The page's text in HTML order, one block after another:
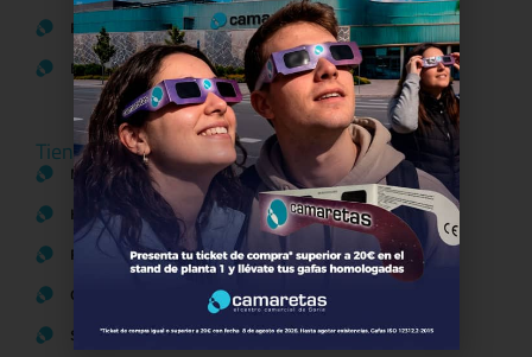
Política de Cookies
Bases legales Concursos y Promociones
Tiendas
Moda
Hogar y Alimentación
Regalos y Complementos
Ocio y Restauración
Servicios